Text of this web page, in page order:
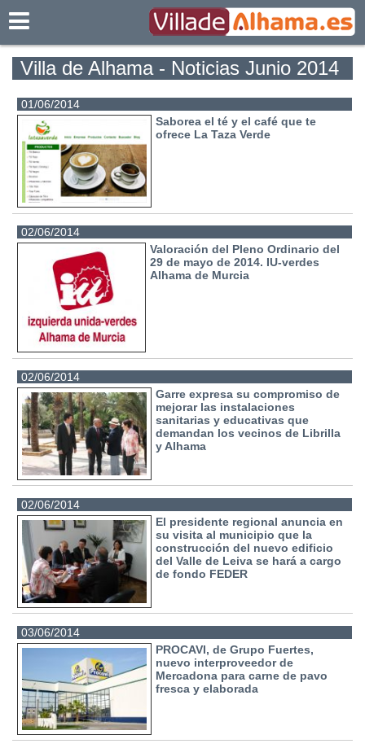
Villa de Alhama - Noticias Junio 2014
01/06/2014
Saborea el té y el café que te
ofrece La Taza Verde
02/06/2014
Valoración del Pleno Ordinario del
29 de mayo de 2014. IU-verdes
Alhama de Murcia
02/06/2014
Garre expresa su compromiso de
mejorar las instalaciones
sanitarias y educativas que
demandan los vecinos de Librilla
y Alhama
02/06/2014
El presidente regional anuncia en
su visita al municipio que la
construcción del nuevo edificio
del Valle de Leiva se hará a cargo
de fondo FEDER
03/06/2014
PROCAVI, de Grupo Fuertes,
nuevo interproveedor de
Mercadona para carne de pavo
fresca y elaborada